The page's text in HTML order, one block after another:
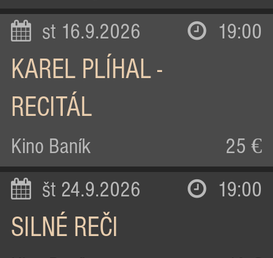
st 16.9.2026 19:00
KAREL PLÍHAL -
RECITÁL
Kino Baník 25 €
št 24.9.2026 19:00
SILNÉ REČI